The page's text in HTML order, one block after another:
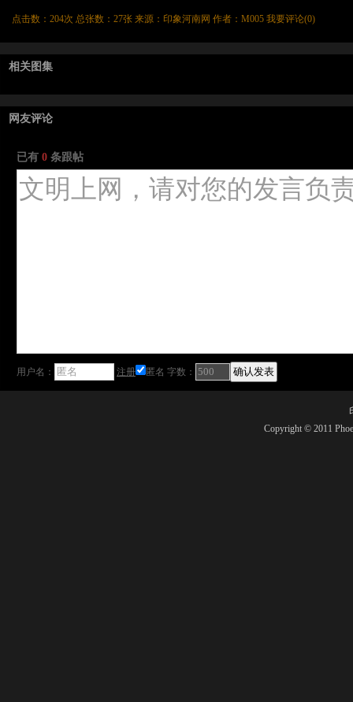
点击数： 204次 总张数：27张 来源：印象河南网 作者：M005 我要评论(0)
相关图集
网友评论
已有 0 条跟帖
用户名： 注册 匿名 字数：
Copyright © 2011